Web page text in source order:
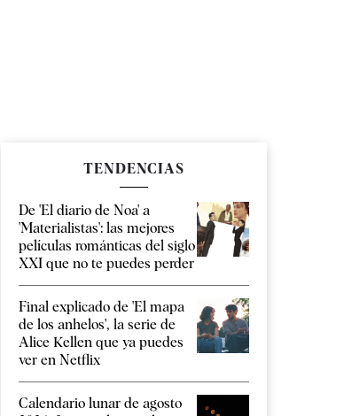
TENDENCIAS
De 'El diario de Noa' a
'Materialistas': las mejores
películas románticas del siglo
XXI que no te puedes perder
Final explicado de 'El mapa
de los anhelos', la serie de
Alice Kellen que ya puedes
ver en Netflix
Calendario lunar de agosto